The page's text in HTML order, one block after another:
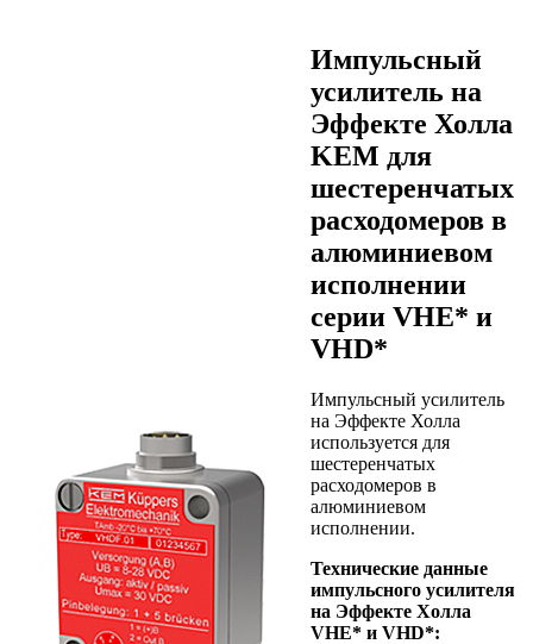
Импульсный
усилитель на
Эффекте Холла
KEM для
шестеренчатых
расходомеров в
алюминиевом
исполнении
серии VHE* и
VHD*
Импульсный усилитель
на Эффекте Холла
используется для
шестеренчатых
расходомеров в
алюминиевом
исполнении.
Технические данные
импульсного усилителя
на Эффекте Холла
VHE* и VHD*: